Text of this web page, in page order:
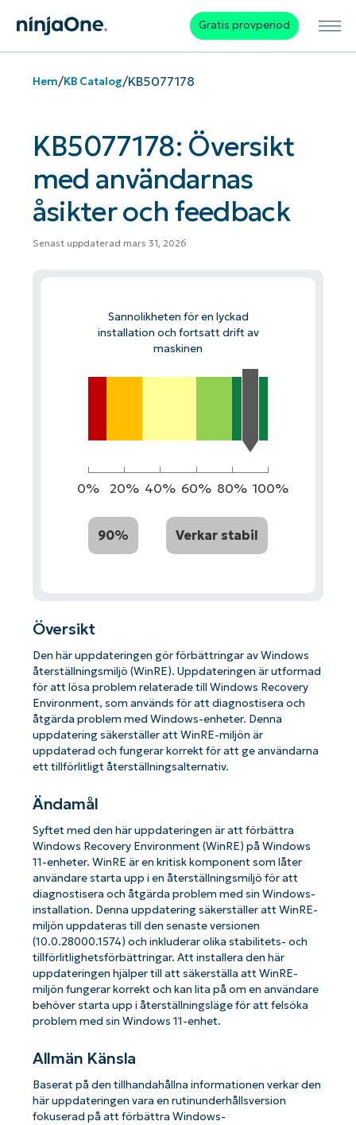
Gratis provperiod
Hem/KB Catalog/KB5077178
KB5077178: Översikt
med användarnas
åsikter och feedback
Senast uppdaterad mars 31, 2026
Sannolikheten för en lyckad
installation och fortsatt drift av
maskinen
0% 20% 40% 60% 80% 100%
90% Verkar stabil
Översikt
Den här uppdateringen gör förbättringar av Windows
återställningsmiljö (WinRE). Uppdateringen är utformad
för att lösa problem relaterade till Windows Recovery
Environment, som används för att diagnostisera och
åtgärda problem med Windows-enheter. Denna
uppdatering säkerställer att WinRE-miljön är
uppdaterad och fungerar korrekt för att ge användarna
ett tillförlitligt återställningsalternativ.
Ändamål
Syftet med den här uppdateringen är att förbättra
Windows Recovery Environment (WinRE) på Windows
11-enheter. WinRE är en kritisk komponent som låter
användare starta upp i en återställningsmiljö för att
diagnostisera och åtgärda problem med sin Windows-
installation. Denna uppdatering säkerställer att WinRE-
miljön uppdateras till den senaste versionen
(10.0.28000.1574) och inkluderar olika stabilitets- och
tillförlitlighetsförbättringar. Att installera den här
uppdateringen hjälper till att säkerställa att WinRE-
miljön fungerar korrekt och kan lita på om en användare
behöver starta upp i återställningsläge för att felsöka
problem med sin Windows 11-enhet.
Allmän Känsla
Baserat på den tillhandahållna informationen verkar den
här uppdateringen vara en rutinunderhållsversion
fokuserad på att förbättra Windows-